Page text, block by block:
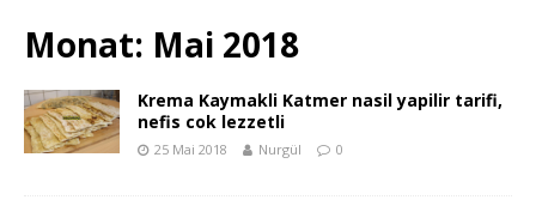
Monat: Mai 2018
Krema Kaymakli Katmer nasil yapilir tarifi,
nefis cok lezzetli
25 Mai 2018 Nurgül 0